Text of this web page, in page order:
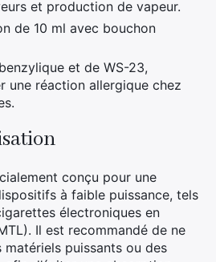
et production de vapeur.
de 10 ml avec bouchon
et de WS-23,
une réaction allergique chez
conçu pour une
à faible puissance, tels
électroniques en
Il est recommandé de ne
matériels puissants ou des